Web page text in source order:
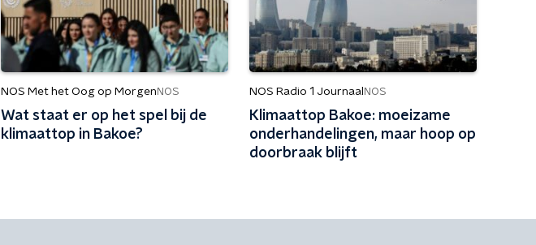
NOS Met het Oog op Morgen NOS
Wat staat er op het spel bij de
klimaattop in Bakoe?
NOS Radio 1 Journaal NOS
Klimaattop Bakoe: moeizame
onderhandelingen, maar hoop op
doorbraak blijft